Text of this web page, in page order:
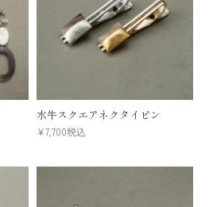
水牛スクエアネクタイピン
¥7,700税込